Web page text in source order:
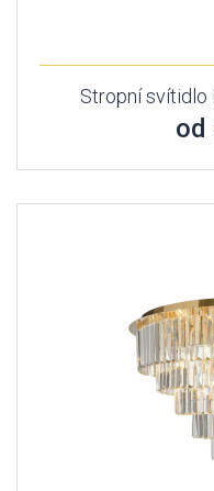
Stropní svítidlo
od